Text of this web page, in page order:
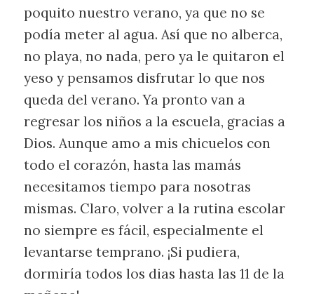
poquito nuestro verano, ya que no se
podía meter al agua. Así que no alberca,
no playa, no nada, pero ya le quitaron el
yeso y pensamos disfrutar lo que nos
queda del verano. Ya pronto van a
regresar los niños a la escuela, gracias a
Dios. Aunque amo a mis chicuelos con
todo el corazón, hasta las mamás
necesitamos tiempo para nosotras
mismas. Claro, volver a la rutina escolar
no siempre es fácil, especialmente el
levantarse temprano. ¡Si pudiera,
dormiría todos los dias hasta las 11 de la